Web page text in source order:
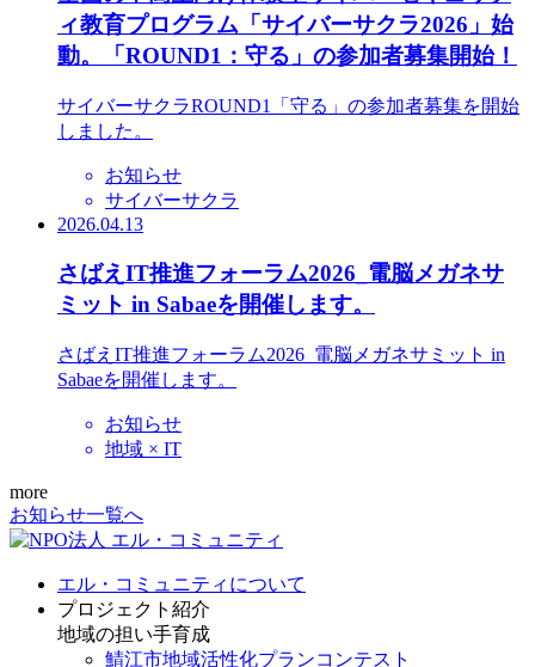
ィ教育プログラム「サイバーサクラ2026」始
動。「ROUND1：守る」の参加者募集開始！
サイバーサクラROUND1「守る」の参加者募集を開始
しました。
お知らせ
サイバーサクラ
2026.04.13
さばえIT推進フォーラム2026_電脳メガネサ
ミット in Sabaeを開催します。
さばえIT推進フォーラム2026_電脳メガネサミット in
Sabaeを開催します。
お知らせ
地域 × IT
more
お知らせ一覧へ
エル・コミュニティについて
プロジェクト紹介
地域の担い手育成
鯖江市地域活性化プランコンテスト